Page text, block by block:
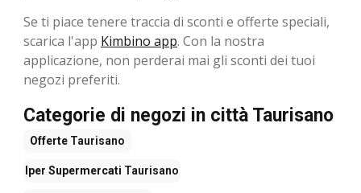
Se ti piace tenere traccia di sconti e offerte speciali,
scarica l'app Kimbino app. Con la nostra
applicazione, non perderai mai gli sconti dei tuoi
negozi preferiti.
Categorie di negozi in città Taurisano
Offerte Taurisano
Iper Supermercati Taurisano